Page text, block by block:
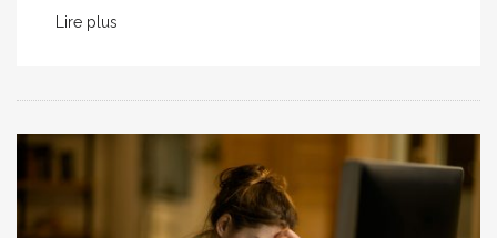
Lire plus